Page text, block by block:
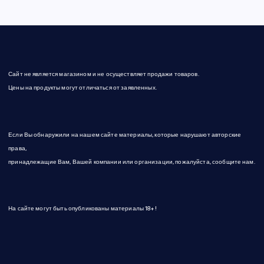
Сайт не является магазином и не осуществляет продажи товаров.
Цены на продукты могут отличаться от заявленных.
Если Вы обнаружили на нашем сайте материалы, которые нарушают авторские
права,
принадлежащие Вам, Вашей компании или организации, пожалуйста, сообщите нам.
На сайте могут быть опубликованы материалы 18+!